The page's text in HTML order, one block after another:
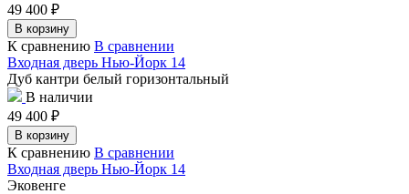
49 400 ₽
В корзину
К сравнению В сравнении
Входная дверь Нью-Йорк 14
Дуб кантри белый горизонтальный
В наличии
49 400 ₽
В корзину
К сравнению В сравнении
Входная дверь Нью-Йорк 14
Эковенге